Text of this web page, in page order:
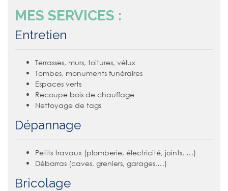
MES SERVICES :
Entretien
Terrasses, murs, toitures, vélux
Tombes, monuments funéraires
Espaces verts
Recoupe bois de chauffage
Nettoyage de tags
Dépannage
Petits travaux (plomberie, électricité, joints, …)
Débarras (caves, greniers, garages,…)
Bricolage